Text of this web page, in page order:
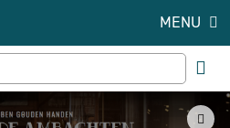
MENU